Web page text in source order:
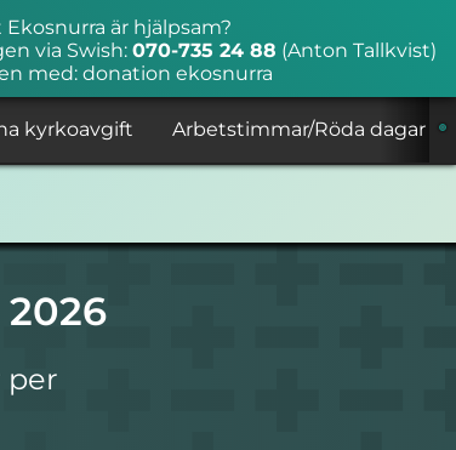
är hjälpsam?
via Swish: 070-735 24 88 (Anton Tallkvist)
med: donation ekosnurra
kyrkoavgift Arbetstimmar/Röda dagar
per